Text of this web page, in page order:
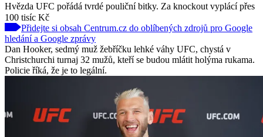
Hvězda UFC pořádá tvrdé pouliční bitky. Za knockout vyplácí přes
100 tisíc Kč
Přidejte si obsah Centrum.cz do oblíbených zdrojů pro Google
hledání a Google zprávy
Dan Hooker, sedmý muž žebříčku lehké váhy UFC, chystá v
Christchurchi turnaj 32 mužů, kteří se budou mlátit holýma rukama.
Policie říká, že je to legální.